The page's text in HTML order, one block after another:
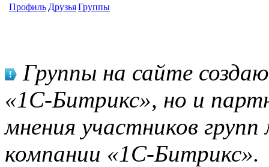
Профиль ДрузьяГруппы
Группы на сайте
«1С-Битрикс», но и
мнения участников
компании «1С-Битрикс».